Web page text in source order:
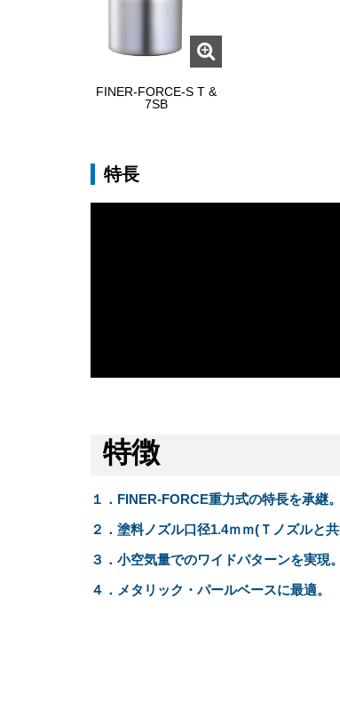
FINER-FORCE-S T &
7SB
特長
特徴
１．FINER-FORCE重力式の特長を承継。
２．塗料ノズル口径1.4ｍｍ(Ｔノズルと
３．小空気量でのワイドパターンを実現。
４．メタリック・パールベースに最適。